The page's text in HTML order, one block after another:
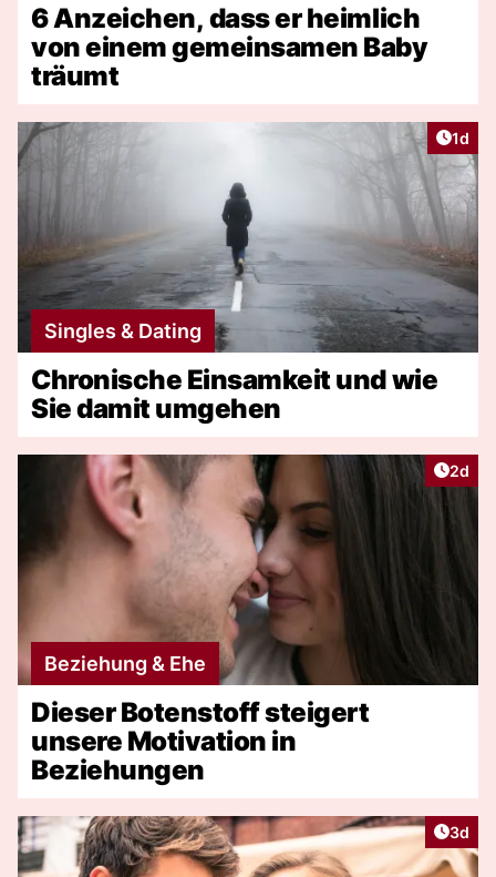
6 Anzeichen, dass er heimlich
von einem gemeinsamen Baby
träumt
1d
Singles & Dating
Chronische Einsamkeit und wie
Sie damit umgehen
2d
Beziehung & Ehe
Dieser Botenstoff steigert
unsere Motivation in
Beziehungen
3d